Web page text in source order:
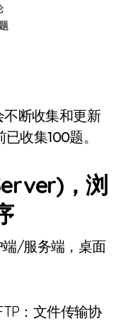
断收集和更新
收集100题。
，浏